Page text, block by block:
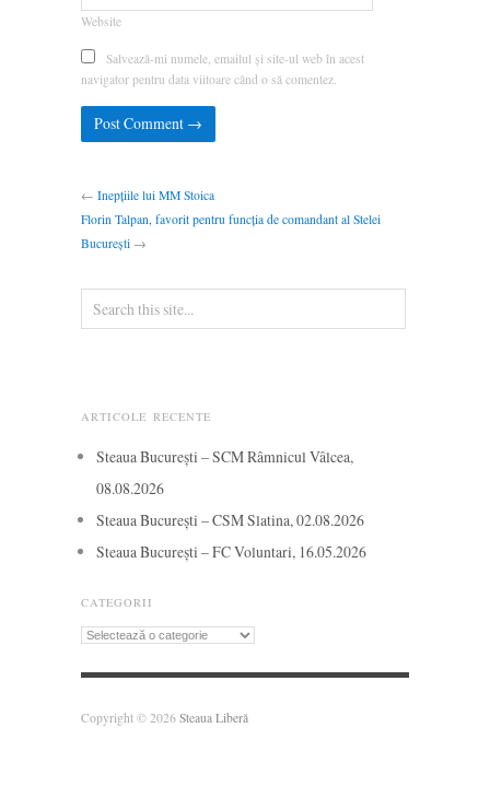
Website
Salvează-mi numele, emailul și site-ul web în acest
navigator pentru data viitoare când o să comentez.
← Inepțiile lui MM Stoica
Florin Talpan, favorit pentru funcția de comandant al Stelei
București →
ARTICOLE RECENTE
Steaua București – SCM Râmnicul Vâlcea,
08.08.2026
Steaua București – CSM Slatina, 02.08.2026
Steaua București – FC Voluntari, 16.05.2026
CATEGORII
Categorii
Copyright © 2026 Steaua Liberă